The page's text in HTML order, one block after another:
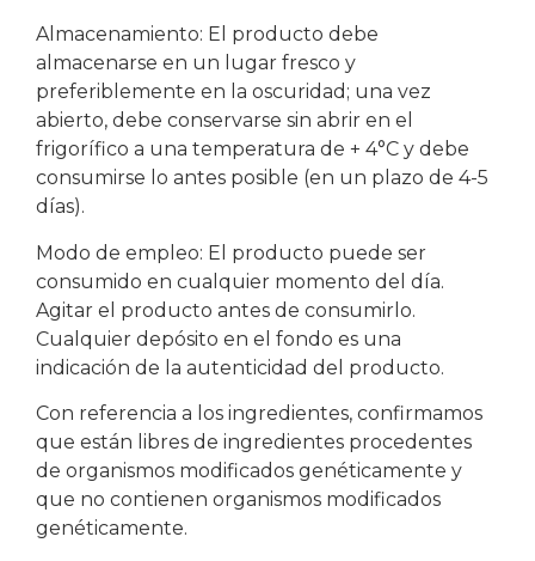
Almacenamiento: El producto debe
almacenarse en un lugar fresco y
preferiblemente en la oscuridad; una vez
abierto, debe conservarse sin abrir en el
frigorífico a una temperatura de + 4°C y debe
consumirse lo antes posible (en un plazo de 4-5
días).
Modo de empleo: El producto puede ser
consumido en cualquier momento del día.
Agitar el producto antes de consumirlo.
Cualquier depósito en el fondo es una
indicación de la autenticidad del producto.
Con referencia a los ingredientes, confirmamos
que están libres de ingredientes procedentes
de organismos modificados genéticamente y
que no contienen organismos modificados
genéticamente.